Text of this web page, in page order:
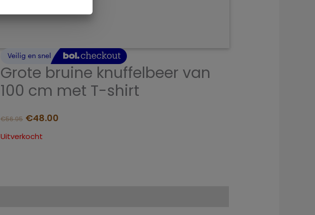
Grote bruine knuffelbeer van
100 cm met T-shirt
€56.95 €48.00
Uitverkocht